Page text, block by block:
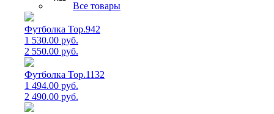
Все товары
Футболка Top.942
1 530.00 руб.
2 550.00 руб.
Футболка Top.1132
1 494.00 руб.
2 490.00 руб.